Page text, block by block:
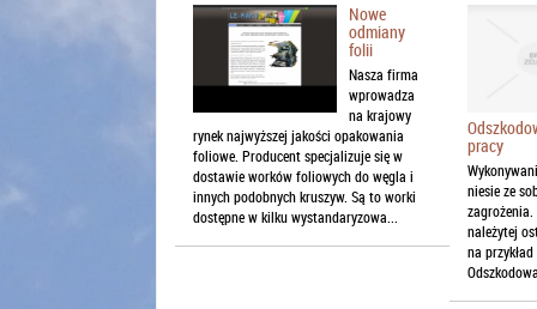
Nowe
odmiany
folii
Nasza firma
wprowadza
na krajowy
rynek najwyższej jakości opakowania
foliowe. Producent specjalizuje się w
dostawie worków foliowych do węgla i
innych podobnych kruszyw. Są to worki
dostępne w kilku wystandaryzowa...
pracy
niesie ze
należytej
na